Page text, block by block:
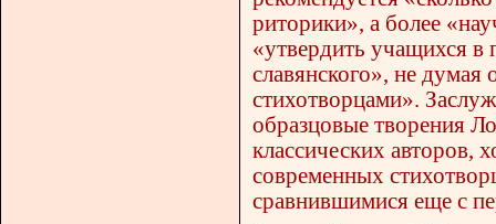
риторики», а более
«утвердить учащихся в
славянского», не думая
стихотворцами».
образцовые творения
классических авторов,
современных
сравнившимися еще с